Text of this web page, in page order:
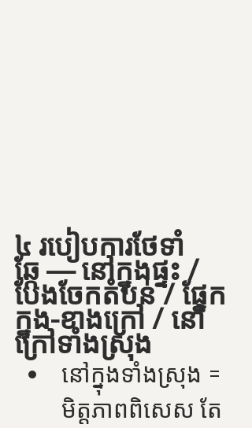
៤ របៀបការថែទាំ
ឆ្កែ — នៅក្នុងផ្ទះ /
បែងចែកតំបន់ / ផ្នែក
ក្នុង-ខាងក្រៅ / នៅ
ក្រៅទាំងស្រុង
នៅក្នុងទាំងស្រុង =
មិត្តភាពពិសេស តែ